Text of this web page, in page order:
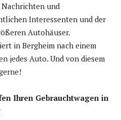
und
Interessenten und der
Autohäuser.
in Bergheim nach einem
jedes Auto. Und von diesem
Ihren Gebrauchtwagen in